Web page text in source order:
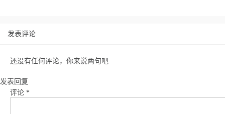
发表评论
还没有任何评论，你来说两句吧
发表回复
评论 *